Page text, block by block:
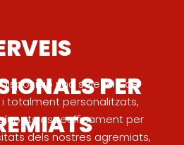
PER
una selecció de
i totalment personalitzats,
específicament per
dels nostres agremiats,